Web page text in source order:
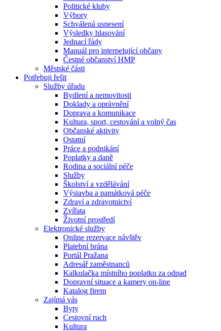
Politické kluby
Výbory
Schválená usnesení
Výsledky hlasování
Jednací řády
Manuál pro interpelující občany
Čestné občanství HMP
Městské části
Potřebuji řešit
Služby úřadu
Bydlení a nemovitosti
Doklady a oprávnění
Doprava a komunikace
Kultura, sport, cestování a volný čas
Občanské aktivity
Ostatní
Práce a podnikání
Poplatky a daně
Rodina a sociální péče
Služby
Školství a vzdělávání
Výstavba a památková péče
Zdraví a zdravotnictví
Zvířata
Životní prostředí
Elektronické služby
Online rezervace návštěv
Platební brána
Portál Pražana
Adresář zaměstnanců
Kalkulačka místního poplatku za odpad
Dopravní situace a kamery on-line
Katalog firem
Zajímá vás
Byty
Cestovní ruch
Kultura